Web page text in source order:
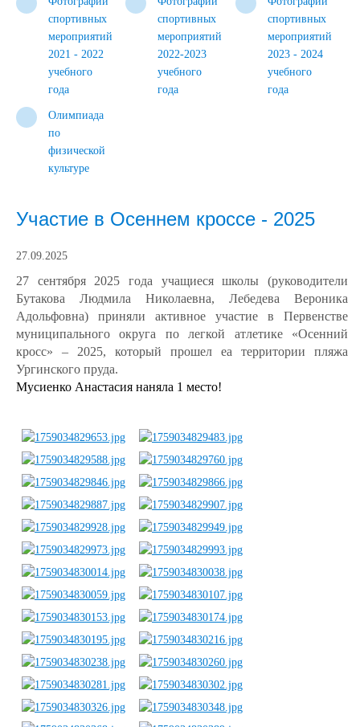
спортивных
мероприятий
2021 - 2022
учебного
года
спортивных
мероприятий
2022-2023
учебного
года
спортивных
мероприятий
2023 - 2024
учебного
года
Олимпиада
по
физической
культуре
Участие в Осеннем кроссе - 2025
27.09.2025
27 сентября 2025 года учащиеся школы (руководители
Бутакова Людмила Николаевна, Лебедева Вероника
Адольфовна) приняли активное участие в Первенстве
муниципального округа по легкой атлетике «Осенний
кросс» – 2025, который прошел еа территории пляжа
Ургинского пруда.
Мусиенко Анастасия наняла 1 место!